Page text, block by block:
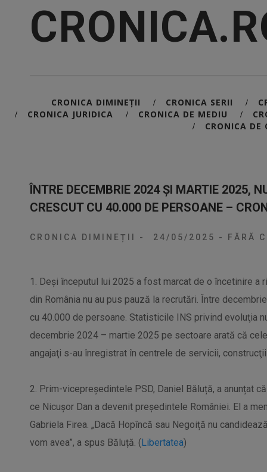
CRONICA DIMINEȚII / CRONICA SERII /
/ CRONICA JURIDICA / CRONICA DE MEDIU /
/ CRONICA DE
ÎNTRE DECEMBRIE 2024 ŞI MARTIE 2025,
CRESCUT CU 40.000 DE PERSOANE –
CRONICA DIMINEȚII - 24/05/2025 - FĂRĂ
1. Deşi începutul lui 2025 a fost marcat de o încetinire a
din România nu au pus pauză la recrutări. Între
cu 40.000 de persoane. Statisticile INS privind evoluţia
decembrie 2024 – martie 2025 pe sectoare arată că
angajaţi s-au înregistrat în centrele de servicii,
2. Prim-vicepreședintele PSD, Daniel Băluță, a anunțat
ce Nicușor Dan a devenit președintele României. El a
Gabriela Firea. „Dacă Hopîncă sau Negoiță nu
vom avea”, a spus Băluță. (Libertatea)